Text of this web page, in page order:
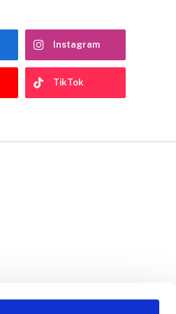
Instagram
TikTok